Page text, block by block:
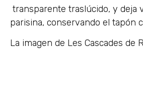
transparente traslúcido, y deja
parisina, conservando el tapón
La imagen de Les Cascades de